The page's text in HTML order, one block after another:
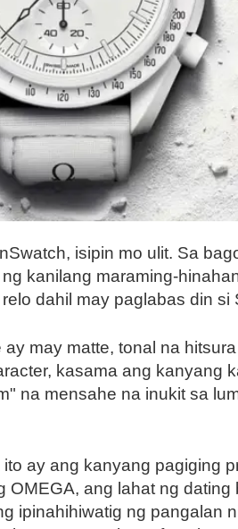
isipin mo ulit. Sa
kanilang maraming-
dahil may paglabas din si
may matte, tonal na
kasama ang kanyang
na mensahe na inukit sa
ay ang kanyang pagiging
ang lahat ng
ipinahihiwatig ng pangalan